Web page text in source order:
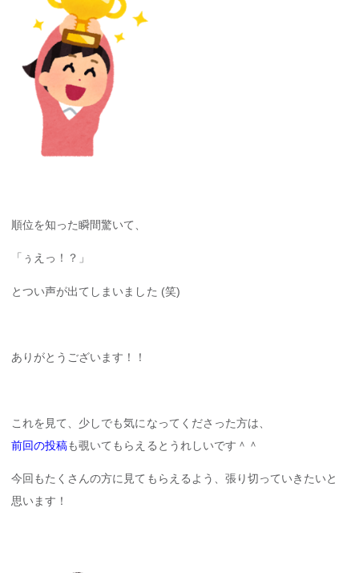
順位を知った瞬間驚いて、
「ぅえっ！？」
とつい声が出てしまいました (笑)
ありがとうございます！！
これを見て、少しでも気になってくださった方は、
前回の投稿も覗いてもらえるとうれしいです＾＾
今回もたくさんの方に見てもらえるよう、張り切っていきたいと
思います！